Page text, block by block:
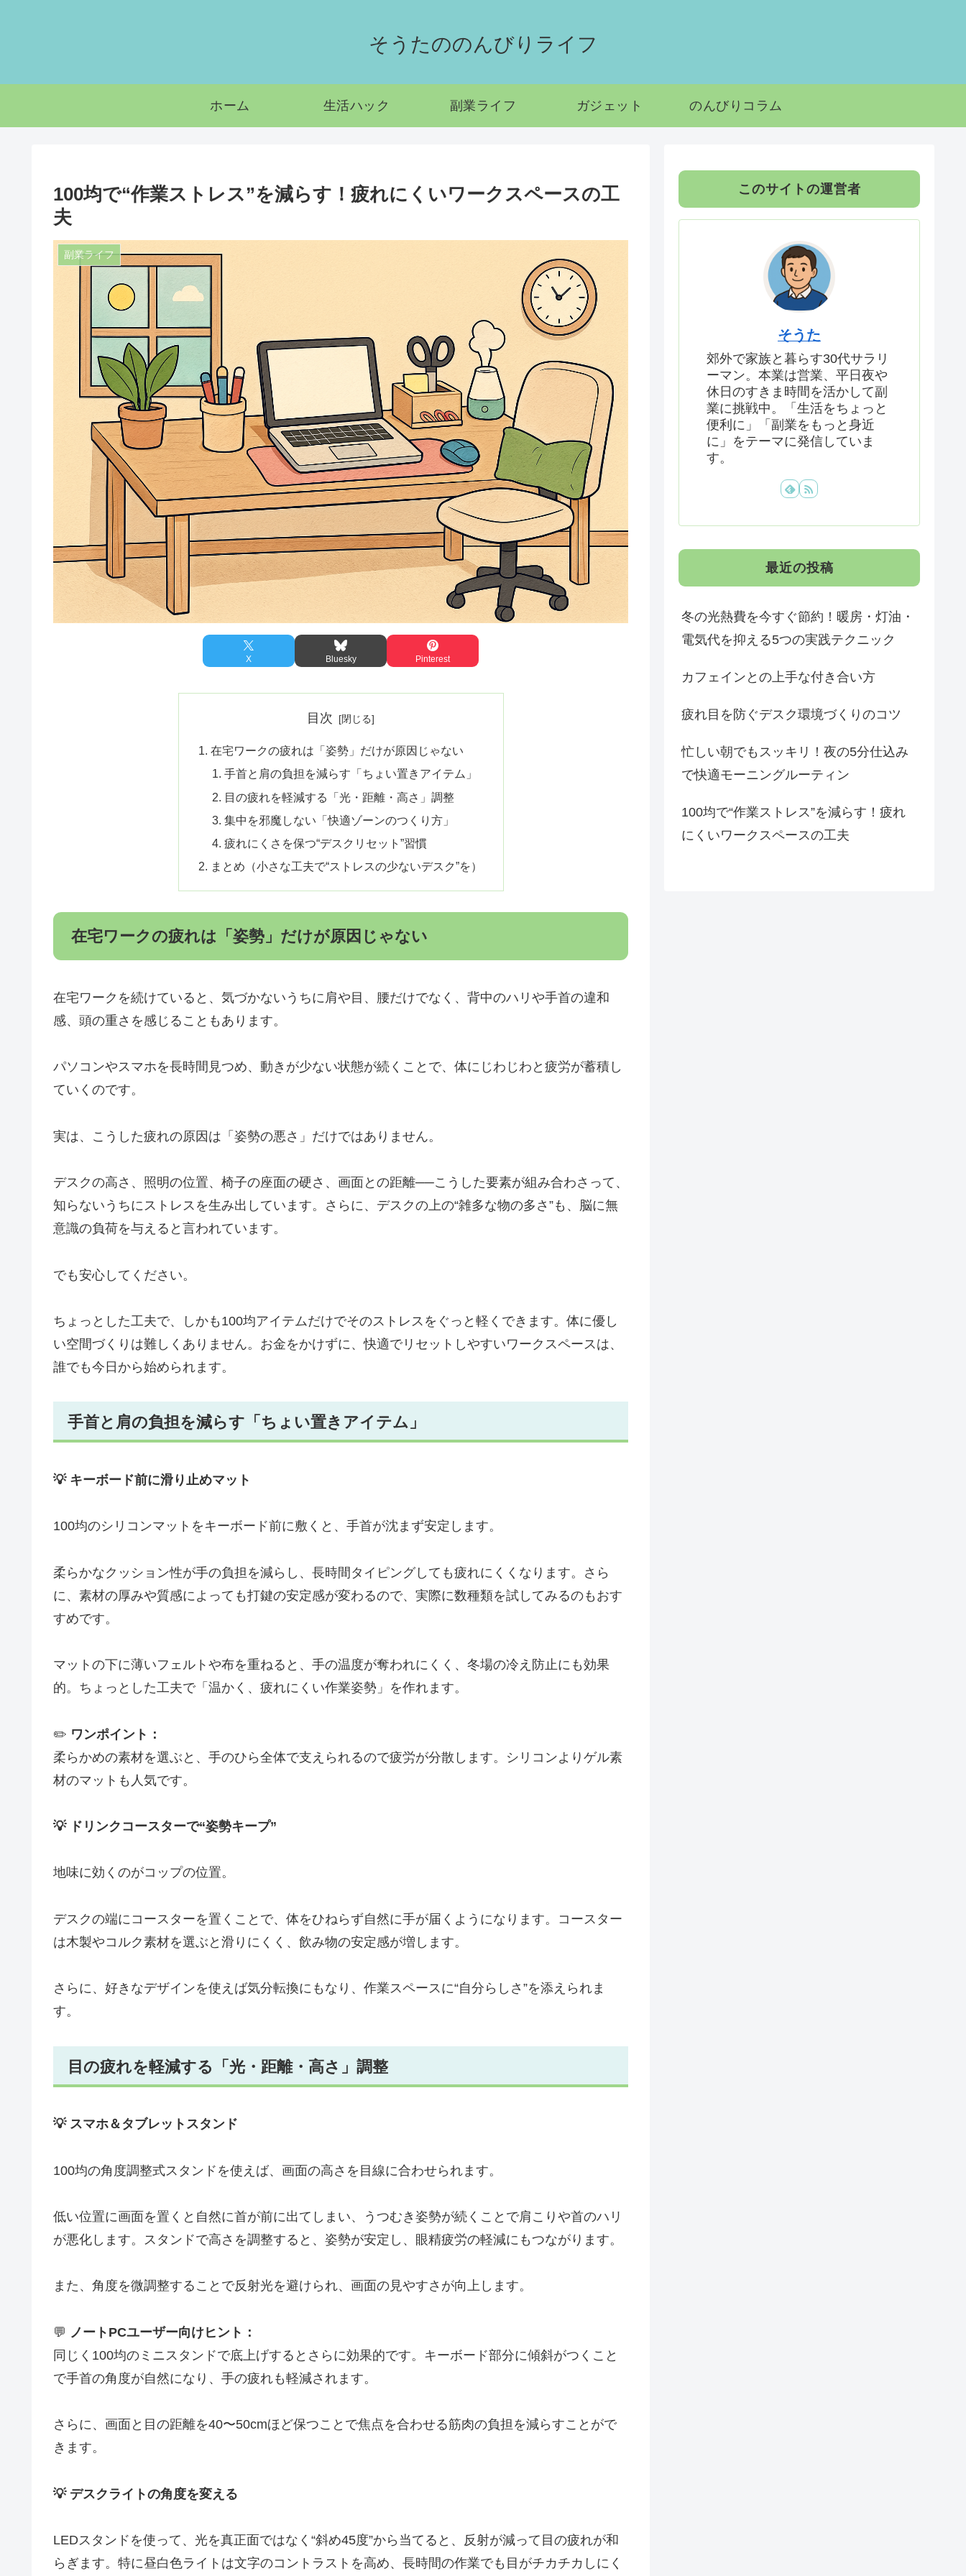
そうたののんびりライフ
ホーム 生活ハック 副業ライフ ガジェット のんびりコラム
100均で“作業ストレス”を減らす！疲れにくいワークスペースの工
夫
副業ライフ
X Bluesky Pinterest
目次
在宅ワークの疲れは「姿勢」だけが原因じゃない
手首と肩の負担を減らす「ちょい置きアイテム」
目の疲れを軽減する「光・距離・高さ」調整
集中を邪魔しない「快適ゾーンのつくり方」
疲れにくさを保つ“デスクリセット”習慣
まとめ（小さな工夫で“ストレスの少ないデスク”を）
在宅ワークの疲れは「姿勢」だけが原因じゃない
在宅ワークを続けていると、気づかないうちに肩や目、腰だけでなく、背中のハリや手首の違和
感、頭の重さを感じることもあります。
パソコンやスマホを長時間見つめ、動きが少ない状態が続くことで、体にじわじわと疲労が蓄積し
ていくのです。
実は、こうした疲れの原因は「姿勢の悪さ」だけではありません。
デスクの高さ、照明の位置、椅子の座面の硬さ、画面との距離──こうした要素が組み合わさって、
知らないうちにストレスを生み出しています。さらに、デスクの上の“雑多な物の多さ”も、脳に無
意識の負荷を与えると言われています。
でも安心してください。
ちょっとした工夫で、しかも100均アイテムだけでそのストレスをぐっと軽くできます。体に優し
い空間づくりは難しくありません。お金をかけずに、快適でリセットしやすいワークスペースは、
誰でも今日から始められます。
手首と肩の負担を減らす「ちょい置きアイテム」
💡 キーボード前に滑り止めマット
100均のシリコンマットをキーボード前に敷くと、手首が沈まず安定します。
柔らかなクッション性が手の負担を減らし、長時間タイピングしても疲れにくくなります。さら
に、素材の厚みや質感によっても打鍵の安定感が変わるので、実際に数種類を試してみるのもおす
すめです。
マットの下に薄いフェルトや布を重ねると、手の温度が奪われにくく、冬場の冷え防止にも効果
的。ちょっとした工夫で「温かく、疲れにくい作業姿勢」を作れます。
✏️ ワンポイント：
柔らかめの素材を選ぶと、手のひら全体で支えられるので疲労が分散します。シリコンよりゲル素
材のマットも人気です。
💡 ドリンクコースターで“姿勢キープ”
地味に効くのがコップの位置。
デスクの端にコースターを置くことで、体をひねらず自然に手が届くようになります。コースター
は木製やコルク素材を選ぶと滑りにくく、飲み物の安定感が増します。
さらに、好きなデザインを使えば気分転換にもなり、作業スペースに“自分らしさ”を添えられま
す。
目の疲れを軽減する「光・距離・高さ」調整
💡 スマホ＆タブレットスタンド
100均の角度調整式スタンドを使えば、画面の高さを目線に合わせられます。
低い位置に画面を置くと自然に首が前に出てしまい、うつむき姿勢が続くことで肩こりや首のハリ
が悪化します。スタンドで高さを調整すると、姿勢が安定し、眼精疲労の軽減にもつながります。
また、角度を微調整することで反射光を避けられ、画面の見やすさが向上します。
💬 ノートPCユーザー向けヒント：
同じく100均のミニスタンドで底上げするとさらに効果的です。キーボード部分に傾斜がつくこと
で手首の角度が自然になり、手の疲れも軽減されます。
さらに、画面と目の距離を40〜50cmほど保つことで焦点を合わせる筋肉の負担を減らすことがで
きます。
💡 デスクライトの角度を変える
LEDスタンドを使って、光を真正面ではなく“斜め45度”から当てると、反射が減って目の疲れが和
らぎます。特に昼白色ライトは文字のコントラストを高め、長時間の作業でも目がチカチカしにく
このサイトの運営者
そうた
郊外で家族と暮らす30代サラリ
ーマン。本業は営業、平日夜や
休日のすきま時間を活かして副
業に挑戦中。「生活をちょっと
便利に」「副業をもっと身近
に」をテーマに発信していま
す。
最近の投稿
冬の光熱費を今すぐ節約！暖房・灯油・
電気代を抑える5つの実践テクニック
カフェインとの上手な付き合い方
疲れ目を防ぐデスク環境づくりのコツ
忙しい朝でもスッキリ！夜の5分仕込み
で快適モーニングルーティン
100均で“作業ストレス”を減らす！疲れ
にくいワークスペースの工夫